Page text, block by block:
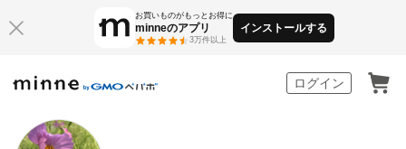
お買いものがもっとお得に
minneのアプリ
3万件以上
インストールする
ログイン